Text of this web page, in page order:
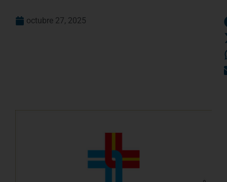
octubre 27, 2025